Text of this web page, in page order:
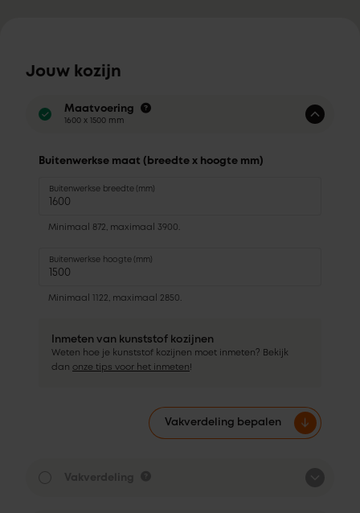
Jouw kozijn
Maatvoering
1600 x 1500 mm
Buitenwerkse maat (breedte x hoogte mm)
Buitenwerkse breedte (mm)
Minimaal 872, maximaal 3900.
Buitenwerkse hoogte (mm)
Minimaal 1122, maximaal 2850.
Inmeten van kunststof kozijnen
Weten hoe je kunststof kozijnen moet inmeten? Bekijk
dan onze tips voor het inmeten !
Vakverdeling bepalen